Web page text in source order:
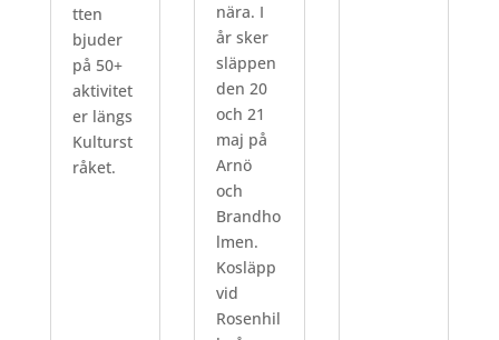
tten
bjuder
på 50+
aktivitet
er längs
Kulturst
råket.
nära. I
år sker
släppen
den 20
och 21
maj på
Arnö
och
Brandho
lmen.
Kosläpp
vid
Rosenhil